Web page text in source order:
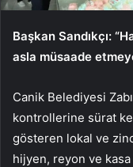
Başkan Sandıkçı:
asla müsaade
Canik Belediyesi
kontrollerine sürat
gösteren lokal ve
hijyen, reyon ve